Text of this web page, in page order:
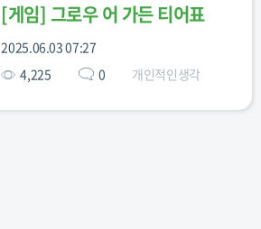
[게임] 그로우 어 가든 티어표
2025.06.03 07:27
4,225
0 개인적인생각